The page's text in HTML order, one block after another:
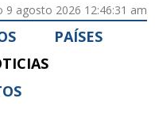
9 agosto 2026 12:46:31 am
PAÍSES